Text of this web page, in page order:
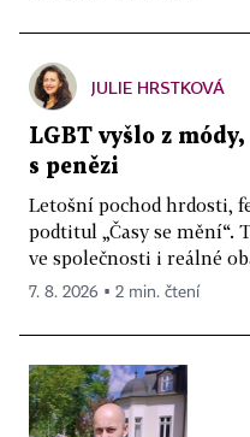
JULIE HRSTKOVÁ
LGBT vyšlo z
s penězi
Letošní pochod hrdosti,
podtitul „Časy se mění“.
ve společnosti i reálné
7. 8. 2026 ▪ 2 min. čtení